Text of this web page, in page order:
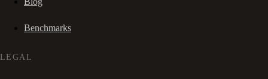
Benchmarks
LEGAL